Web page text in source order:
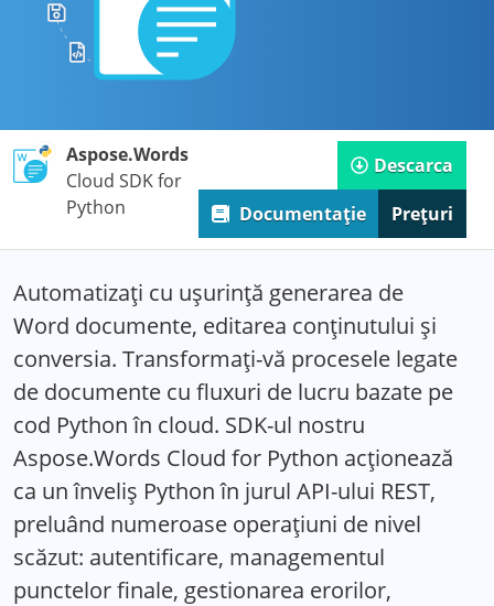
Aspose.Words
Cloud SDK for
Python
Descarca
Documentație
Prețuri
Automatizați cu ușurință generarea de
Word documente, editarea conținutului și
conversia. Transformați-vă procesele legate
de documente cu fluxuri de lucru bazate pe
cod Python în cloud. SDK-ul nostru
Aspose.Words Cloud for Python acționează
ca un înveliș Python în jurul API-ului REST,
preluând numeroase operațiuni de nivel
scăzut: autentificare, managementul
punctelor finale, gestionarea erorilor,